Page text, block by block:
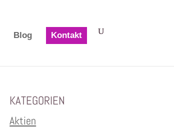
Blog Kontakt
KATEGORIEN
Aktien